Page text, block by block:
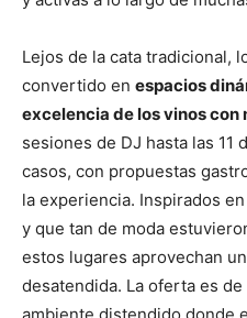
Lejos de la cata tradicional,
convertido en espacios
excelencia de los vinos con
sesiones de DJ hasta las 11
casos, con propuestas
la experiencia. Inspirados
y que tan de moda
estos lugares aprovechan
desatendida. La oferta es